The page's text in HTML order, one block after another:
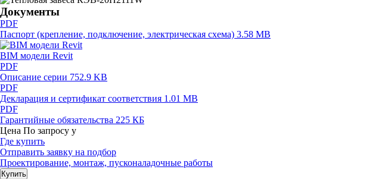
Документы
PDF
Паспорт (крепление, подключение, электрическая схема) 3.58 MB
BIM модели Revit
PDF
Описание серии 752.9 KB
PDF
Декларация и сертификат соответствия 1.01 MB
PDF
Гарантийные обязательства 225 КБ
Цена По запросу у
Где купить
Отправить заявку на подбор
Проектирование, монтаж, пусконаладочные работы
Купить